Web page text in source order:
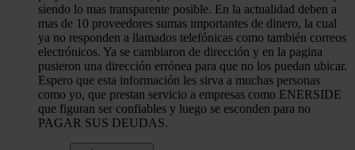
siendo lo mas transparente posible. En la actualidad deben a
mas de 10 proveedores sumas importantes de dinero, la cual
ya no responden a llamados telefónicas como también correos
electrónicos. Ya se cambiaron de dirección y en la pagina
pusieron una dirección errónea para que no los puedan ubicar.
Espero que esta información les sirva a muchas personas
como yo, que prestan servicio a empresas como ENERSIDE
que figuran ser confiables y luego se esconden para no
PAGAR SUS DEUDAS.